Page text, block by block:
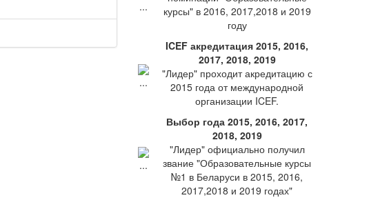
курсы" в 2016, 2017,2018 и 2019
году
ICEF акредитация 2015, 2016,
2017, 2018, 2019
"Лидер" проходит акредитацию с
2015 года от международной
организации ICEF.
Выбор года 2015, 2016, 2017,
2018, 2019
"Лидер" официально получил
звание "Образовательные курсы
№1 в Беларуси в 2015, 2016,
2017,2018 и 2019 годах"